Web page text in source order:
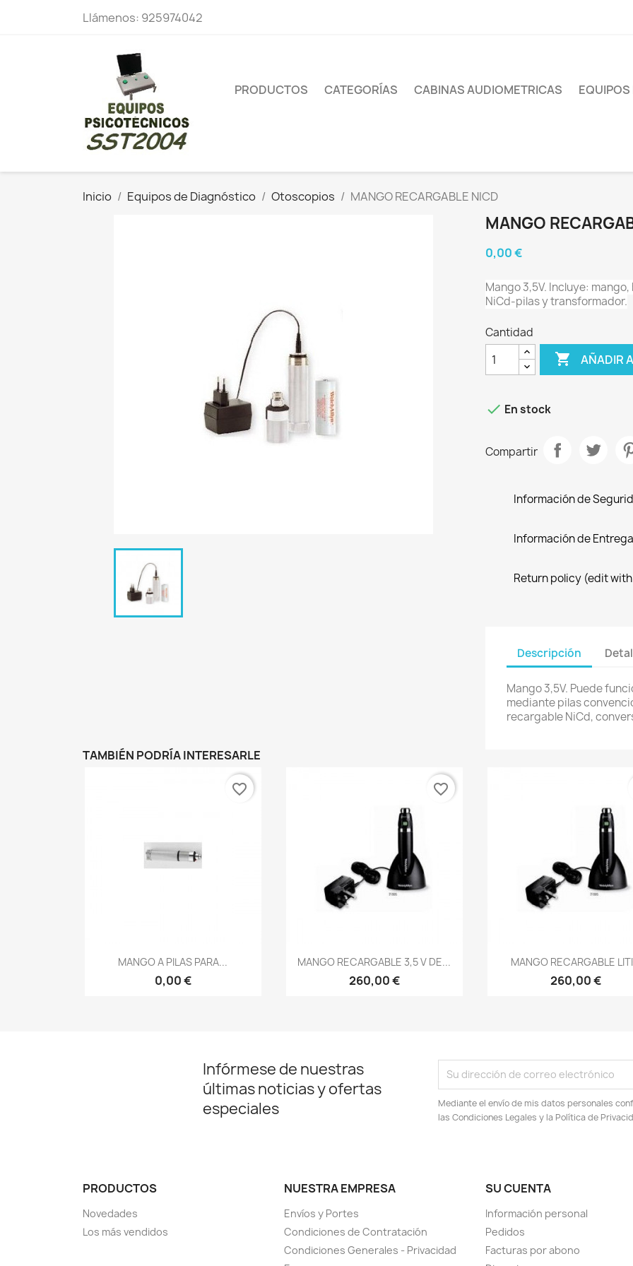
Llámenos: 925974042
PRODUCTOS CATEGORÍAS CABINAS AUDIOMETRICAS
Inicio Equipos de Diagnóstico Otoscopios MANGO RECARGABLE NICD
MANGO
0,00 €
Mango 3,5V. Incluye:
NiCd-pilas y transformador.
Cantidad
 AÑADIR
 En stock
Compartir
Información de
Información de Entrega
Return policy (edit
Descripción
Mango 3,5V. Puede
mediante pilas
recargable NiCd,
TAMBIÉN PODRÍA INTERESARLE
Vista rápida
MANGO A PILAS PARA...
0,00 €
favorite_border
Vista rápida
MANGO RECARGABLE 3,5 V DE...
260,00 €
favorite_border
Vista rápida
MANGO RECARGABLE
260,00 €
Infórmese de nuestras
últimas noticias y ofertas
especiales
Mediante el envío de mis datos personales
las Condiciones Legales y la Política de
PRODUCTOS
Novedades
Los más vendidos
NUESTRA EMPRESA
Envíos y Portes
Condiciones de Contratación
Condiciones Generales - Privacidad
SU CUENTA
Información personal
Pedidos
Facturas por abono